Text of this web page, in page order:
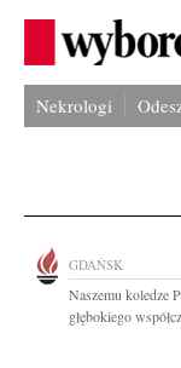
Nekrologi
GDAŃSK
Naszemu koledze
głębokiego